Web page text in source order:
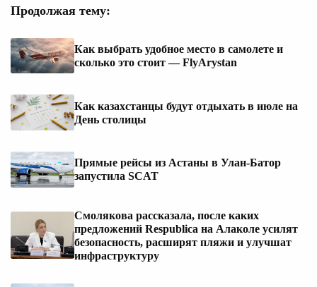
Продолжая тему:
Как выбрать удобное место в самолете и
сколько это стоит — FlyArystan
Как казахстанцы будут отдыхать в июле на
День столицы
Прямые рейсы из Астаны в Улан-Батор
запустила SCAT
Смолякова рассказала, после каких
предложений Respublica на Алаколе усилят
безопасность, расширят пляжи и улучшат
инфраструктуру